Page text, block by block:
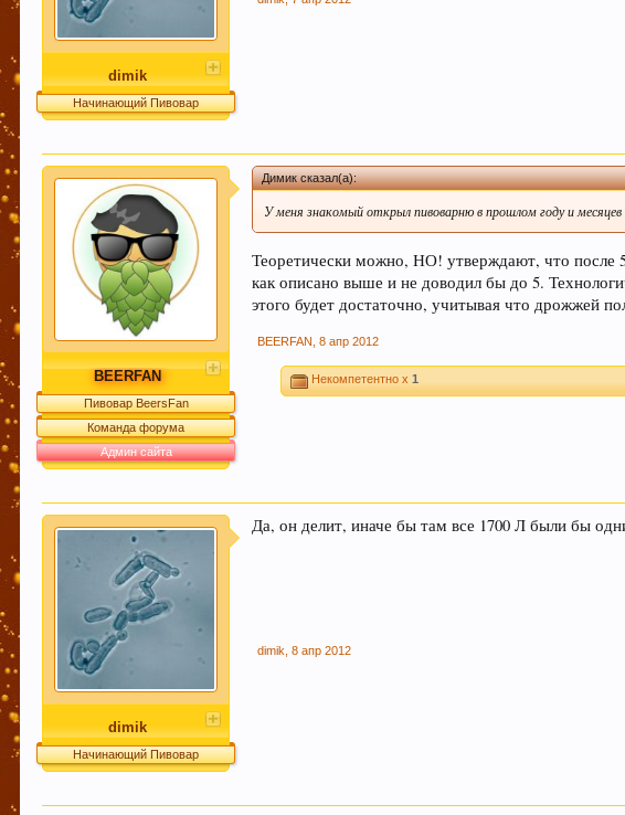
dimik
Начинающий Пивовар
BEERFAN
Пивовар BeersFan
Команда форума
Админ сайта
Димик сказал(а):
У меня знакомый открыл пивоварню в прошлом году и
Теоретически можно, НО! утверждают, что после
как описано выше и не доводил бы до 5.
этого будет достаточно, учитывая что дрожжей
BEERFAN 8 апр 2012
Некомпетентно x1
dimik
Начинающий Пивовар
Да, он делит, иначе бы там все 1700 Л были бы
dimik 8 апр 2012